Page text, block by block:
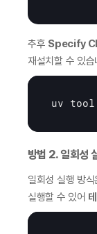
추후 Specify
재설치할 수 있습
uv
방법 2. 일회성
일회성 실행 방
실행할 수 있어